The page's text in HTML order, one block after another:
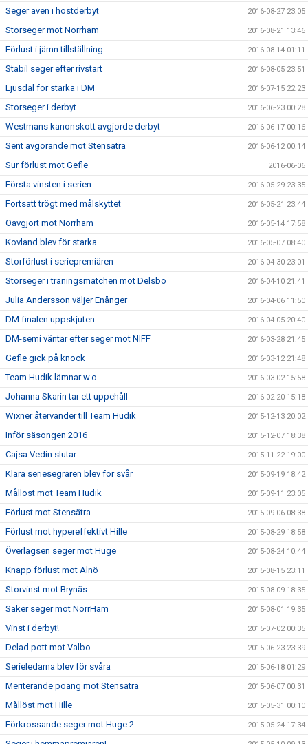
Seger även i höstderbyt 2016-08-27 23:05
Storseger mot Norrham 2016-08-21 13:46
Förlust i jämn tillställning 2016-08-14 01:11
Stabil seger efter rivstart 2016-08-05 23:51
Ljusdal för starka i DM 2016-07-15 22:23
Storseger i derbyt 2016-06-23 00:28
Westmans kanonskott avgjorde derbyt 2016-06-17 00:16
Sent avgörande mot Stensätra 2016-06-12 00:14
Sur förlust mot Gefle 2016-06-06
Första vinsten i serien 2016-05-29 23:35
Fortsatt trögt med målskyttet 2016-05-21 23:44
Oavgjort mot Norrham 2016-05-14 17:58
Kovland blev för starka 2016-05-07 08:40
Storförlust i seriepremiären 2016-04-30 23:01
Storseger i träningsmatchen mot Delsbo 2016-04-10 21:41
Julia Andersson väljer Enånger 2016-04-06 11:50
DM-finalen uppskjuten 2016-04-05 20:40
DM-semi väntar efter seger mot NIFF 2016-03-28 21:45
Gefle gick på knock 2016-03-12 21:48
Team Hudik lämnar w.o. 2016-03-02 15:58
Johanna Skarin tar ett uppehåll 2016-02-20 15:18
Wixner återvänder till Team Hudik 2015-12-13 20:02
Inför säsongen 2016 2015-12-07 18:38
Cajsa Vedin slutar 2015-11-22 19:00
Klara seriesegraren blev för svår 2015-09-19 18:42
Mållöst mot Team Hudik 2015-09-11 23:05
Förlust mot Stensätra 2015-09-06 08:38
Förlust mot hypereffektivt Hille 2015-08-29 18:58
Överlägsen seger mot Huge 2015-08-24 10:44
Knapp förlust mot Alnö 2015-08-15 23:11
Storvinst mot Brynäs 2015-08-09 18:35
Säker seger mot NorrHam 2015-08-01 19:35
Vinst i derbyt! 2015-07-02 00:35
Delad pott mot Valbo 2015-06-23 23:39
Serieledarna blev för svåra 2015-06-18 01:29
Meriterande poäng mot Stensätra 2015-06-07 00:31
Mållöst mot Hille 2015-05-31 00:10
Förkrossande seger mot Huge 2 2015-05-24 17:34